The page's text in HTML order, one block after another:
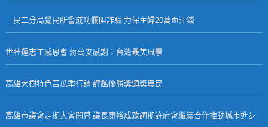
三民二分局覺民所警成功攔阻詐騙 力保主婦20萬血汗錢
世壯運志工感恩會 蔣萬安感謝：台灣最美風景
高雄大樹特色苦瓜季行銷 評鑑優勝獎頒獎農民
高雄市議會定期大會開幕 議長康裕成致詞期許府會繼續合作推動城市進步